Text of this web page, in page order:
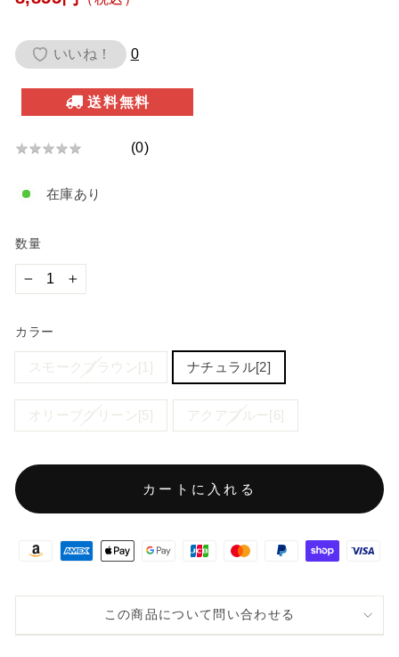
価
格
いいね！ 0
送料無料
★
★
★
★★★★★ (0)
在庫あり
数量
− +
カラー
スモークブラウン[1] ナチュラル[2]
オリーブグリーン[5] アクアブルー[6]
カートに入れる
この商品について問い合わせる